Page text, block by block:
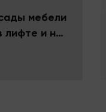
мебели
лифте и на